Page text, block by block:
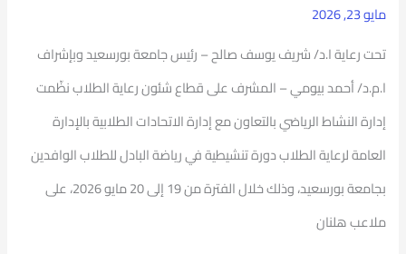
مايو 23, 2026
تحت رعاية ا.د/ شريف يوسف صالح – رئيس جامعة بورسعيد وبإشراف
ا.م.د/ أحمد بيومي – المشرف على قطاع شئون رعاية الطلاب نظّمت
إدارة النشاط الرياضي بالتعاون مع إدارة الاتحادات الطلابية بالإدارة
العامة لرعاية الطلاب دورة تنشيطية في رياضة البادل للطلاب الوافدين
بجامعة بورسعيد، وذلك خلال الفترة من 19 إلى 20 مايو 2026، على
ملاعب هلنان